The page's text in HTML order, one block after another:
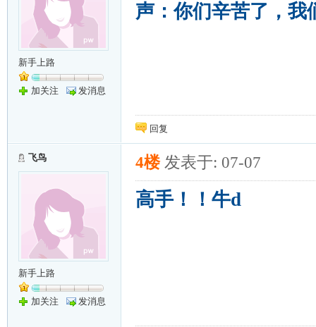
新手上路
加关注 发消息
声：你们辛苦了，我
回复
飞鸟
新手上路
加关注 发消息
4楼 发表于: 07-07
高手！！牛d